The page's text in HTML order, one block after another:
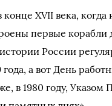
XVII века, когда
первые корабли
России
а вот День
в 1980 году, Указом